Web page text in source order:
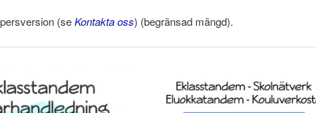
(seKontakta oss) (begränsad mängd).